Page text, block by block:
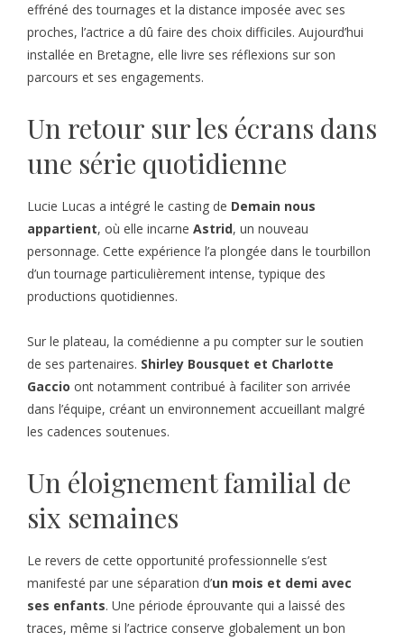
effréné des tournages et la distance imposée avec ses
proches, l’actrice a dû faire des choix difficiles. Aujourd’hui
installée en Bretagne, elle livre ses réflexions sur son
parcours et ses engagements.
Un retour sur les écrans dans
une série quotidienne
Lucie Lucas a intégré le casting de Demain nous
appartient, où elle incarne Astrid, un nouveau
personnage. Cette expérience l’a plongée dans le tourbillon
d’un tournage particulièrement intense, typique des
productions quotidiennes.
Sur le plateau, la comédienne a pu compter sur le soutien
de ses partenaires. Shirley Bousquet et Charlotte
Gaccio ont notamment contribué à faciliter son arrivée
dans l’équipe, créant un environnement accueillant malgré
les cadences soutenues.
Un éloignement familial de
six semaines
Le revers de cette opportunité professionnelle s’est
manifesté par une séparation d’un mois et demi avec
ses enfants. Une période éprouvante qui a laissé des
traces, même si l’actrice conserve globalement un bon